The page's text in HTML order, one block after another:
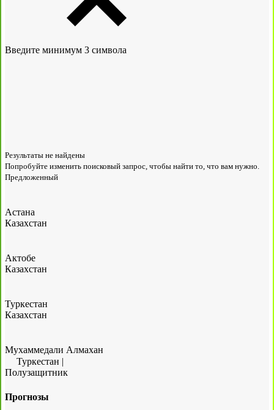
Введите минимум 3 символа
Результаты не найдены
Попробуйте изменить поисковый запрос, чтобы найти то, что вам нужно.
Предложенный
Астана
Казахстан
Актобе
Казахстан
Туркестан
Казахстан
Мухаммедали Алмахан
Туркестан |
Полузащитник
Прогнозы